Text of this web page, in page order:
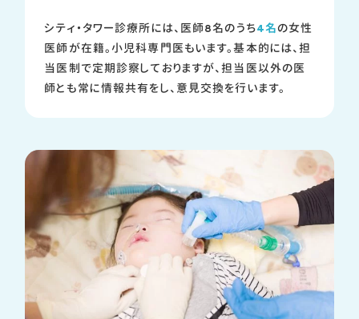
シティ・タワー診療所には、医師8名のうち4名の女性
医師が在籍。小児科専門医もいます。基本的には、担
当医制で定期診察しておりますが、担当医以外の医
師とも常に情報共有をし、意見交換を行います。